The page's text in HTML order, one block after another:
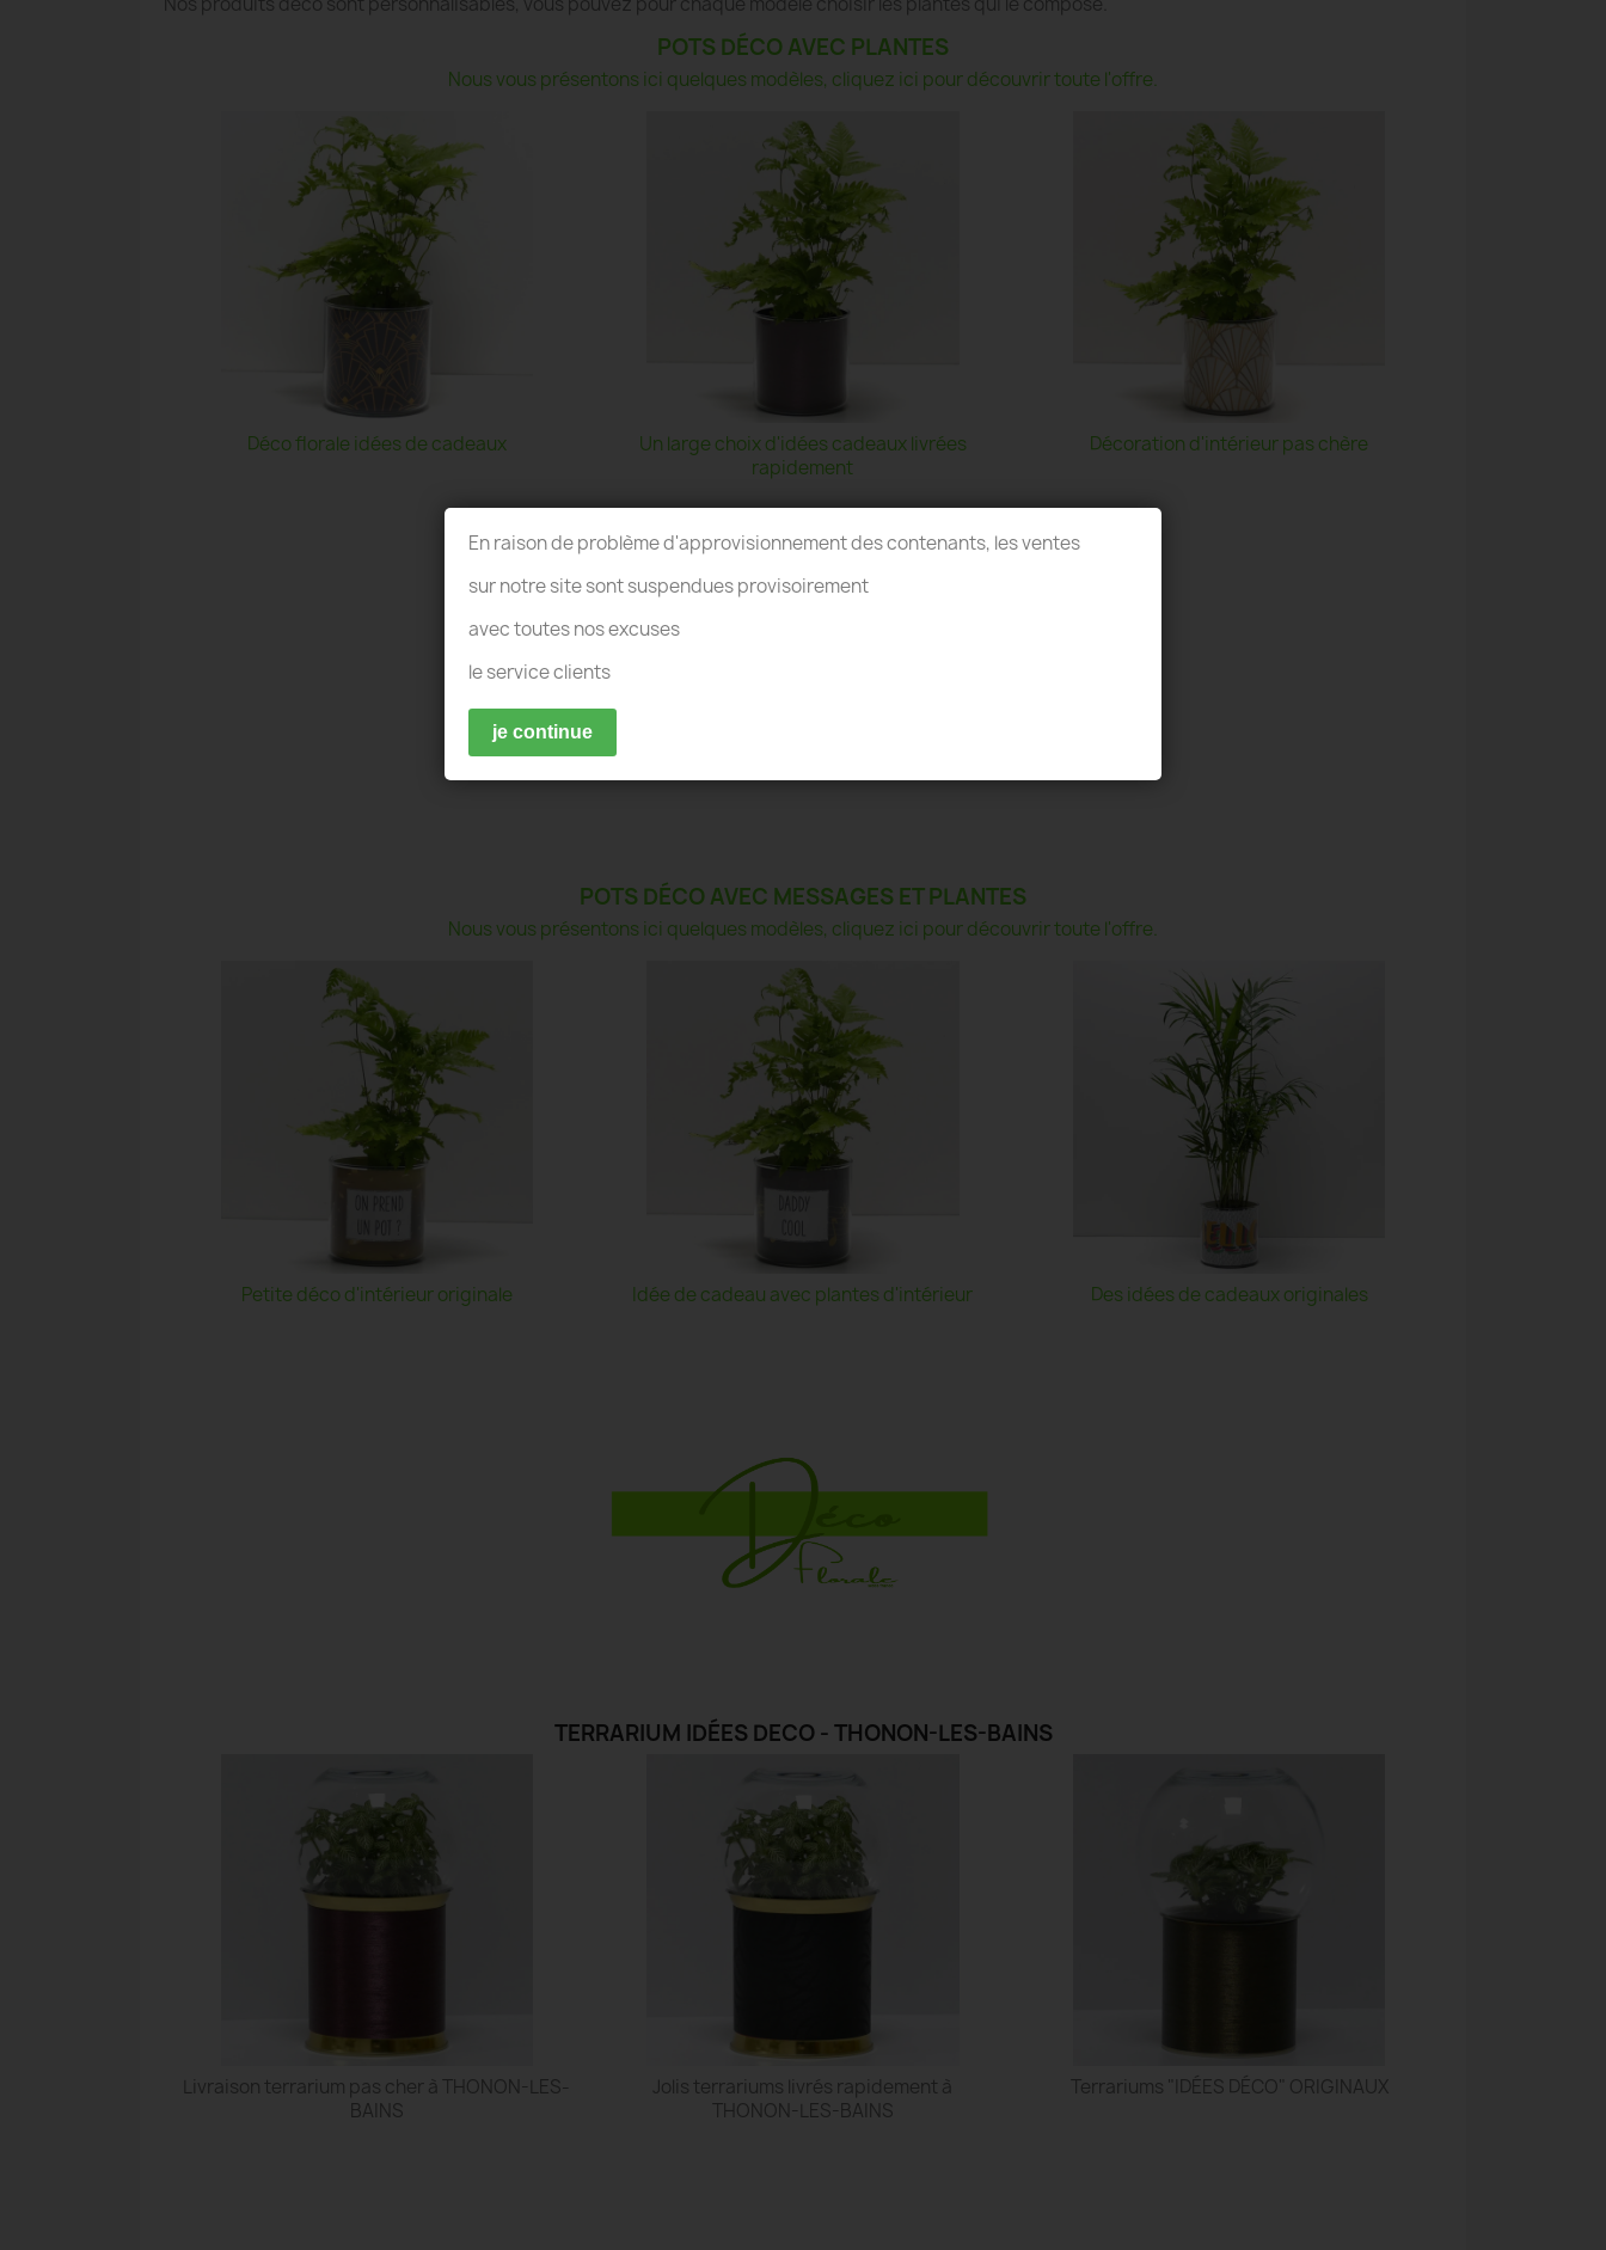
POTS DÉCO AVEC PLANTES
Nous vous présentons ici quelques modèles, cliquez ici pour découvrir toute l'offre.
Déco florale idées de cadeaux
Un large choix d'idées cadeaux livrées
rapidement
Décoration d'intérieur pas chère
POTS DÉCO AVEC MESSAGES ET PLANTES
Nous vous présentons ici quelques modèles, cliquez ici pour découvrir toute l'offre.
Petite déco d'intérieur originale Idée de cadeau avec plantes d'intérieur Des idées de cadeaux originales
TERRARIUM IDÉES DECO - THONON-LES-BAINS
Livraison terrarium pas cher à THONON-LES-
BAINS
Jolis terrariums livrés rapidement à
THONON-LES-BAINS
Terrariums "IDÉES DÉCO" ORIGINAUX
En raison de problème d'approvisionnement des contenants, les ventes
sur notre site sont suspendues provisoirement
avec toutes nos excuses
le service clients
je continue